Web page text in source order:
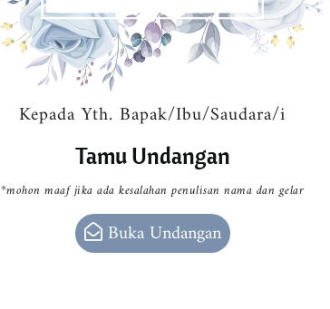
Kepada Yth. Bapak/Ibu/Saudara/i
Tamu Undangan
*mohon maaf jika ada kesalahan penulisan nama dan gelar
Buka Undangan